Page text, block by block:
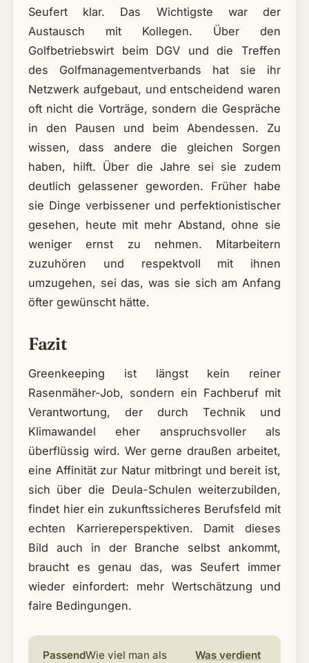
Seufert klar. Das Wichtigste war der
Austausch mit Kollegen. Über den
Golfbetriebswirt beim DGV und die Treffen
des Golfmanagementverbands hat sie ihr
Netzwerk aufgebaut, und entscheidend waren
oft nicht die Vorträge, sondern die Gespräche
in den Pausen und beim Abendessen. Zu
wissen, dass andere die gleichen Sorgen
haben, hilft. Über die Jahre sei sie zudem
deutlich gelassener geworden. Früher habe
sie Dinge verbissener und perfektionistischer
gesehen, heute mit mehr Abstand, ohne sie
weniger ernst zu nehmen. Mitarbeitern
zuzuhören und respektvoll mit ihnen
umzugehen, sei das, was sie sich am Anfang
öfter gewünscht hätte.
Fazit
Greenkeeping ist längst kein reiner
Rasenmäher-Job, sondern ein Fachberuf mit
Verantwortung, der durch Technik und
Klimawandel eher anspruchsvoller als
überflüssig wird. Wer gerne draußen arbeitet,
eine Affinität zur Natur mitbringt und bereit ist,
sich über die Deula-Schulen weiterzubilden,
findet hier ein zukunftssicheres Berufsfeld mit
echten Karriereperspektiven. Damit dieses
Bild auch in der Branche selbst ankommt,
braucht es genau das, was Seufert immer
wieder einfordert: mehr Wertschätzung und
faire Bedingungen.
PassendWie viel man als
Was verdient